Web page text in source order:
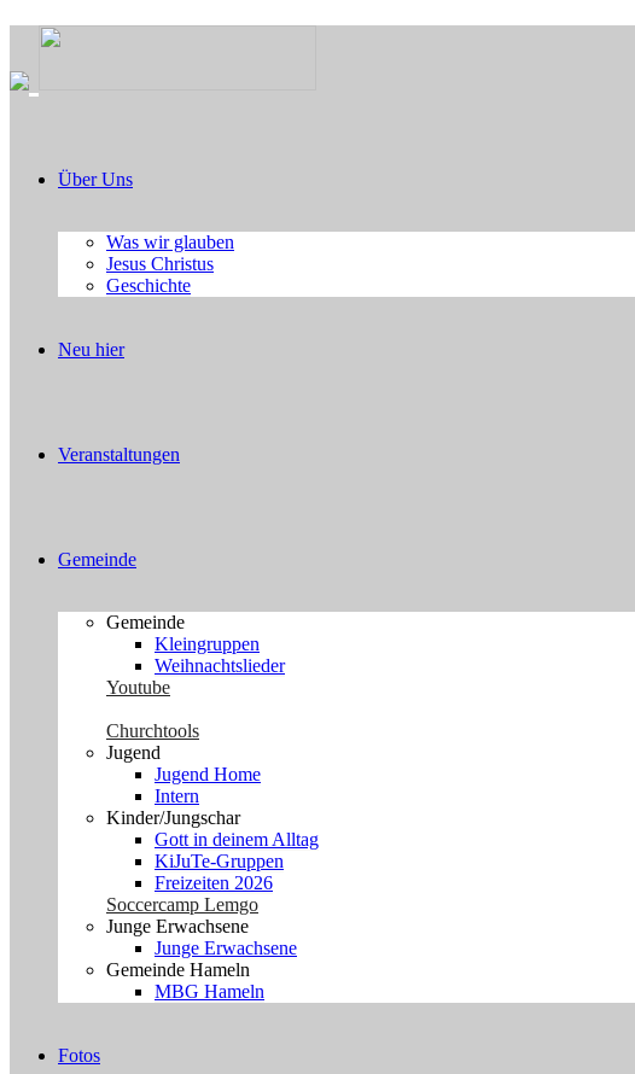
Über Uns
Was wir glauben
Jesus Christus
Geschichte
Neu hier
Veranstaltungen
Gemeinde
Gemeinde
Kleingruppen
Weihnachtslieder
Youtube
Churchtools
Jugend
Jugend Home
Intern
Kinder/Jungschar
Gott in deinem Alltag
KiJuTe-Gruppen
Freizeiten 2026
Soccercamp Lemgo
Junge Erwachsene
Junge Erwachsene
Gemeinde Hameln
MBG Hameln
Fotos